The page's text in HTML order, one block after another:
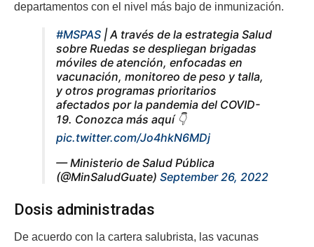
departamentos con el nivel más bajo de inmunización.
#MSPAS | A través de la estrategia Salud
sobre Ruedas se despliegan brigadas
móviles de atención, enfocadas en
vacunación, monitoreo de peso y talla,
y otros programas prioritarios
afectados por la pandemia del COVID-
19. Conozca más aquí 👇
pic.twitter.com/Jo4hkN6MDj
— Ministerio de Salud Pública
(@MinSaludGuate) September 26, 2022
Dosis administradas
De acuerdo con la cartera salubrista, las vacunas